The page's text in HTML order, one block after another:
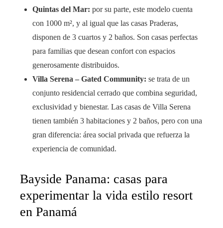
Quintas del Mar: por su parte, este modelo cuenta
con 1000 m², y al igual que las casas Praderas,
disponen de 3 cuartos y 2 baños. Son casas perfectas
para familias que desean confort con espacios
generosamente distribuidos.
Villa Serena – Gated Community: se trata de un
conjunto residencial cerrado que combina seguridad,
exclusividad y bienestar. Las casas de Villa Serena
tienen también 3 habitaciones y 2 baños, pero con una
gran diferencia: área social privada que refuerza la
experiencia de comunidad.
Bayside Panama: casas para
experimentar la vida estilo resort
en Panamá